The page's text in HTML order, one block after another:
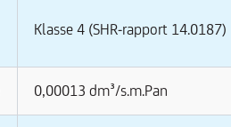
Klasse 4 (SHR-rapport 14.0187)
0,00013 dm³/s.m.Pan